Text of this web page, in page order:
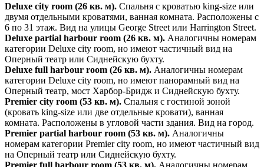
Deluxe city room (26 кв. м). Спальня с кроватью king-size или
двумя отдельными кроватями, ванная комната. Расположены с
6 по 31 этаж. Вид на улицы George Street или Harrington Street.
Deluxe partial harbour room (26 кв. м). Аналогичны номерам
категории Deluxe city room, но имеют частичный вид на
Оперный театр или Сиднейскую бухту.
Deluxe full harbour room (26 кв. м). Аналогичны номерам
категории Deluxe city room, но имеют панорамный вид на
Оперный театр, мост Харбор-Бридж и Сиднейскую бухту.
Premier city room (53 кв. м). Спальня с гостиной зоной
(кровать king-size или две отдельные кровати), ванная
комната. Расположены в угловой части здания. Вид на город.
Premier partial harbour room (53 кв. м). Аналогичны
номерам категории Premier city room, но имеют частичный вид
на Оперный театр или Сиднейскую бухту.
Premier full harbour room (53 кв. м). Аналогичны номерам